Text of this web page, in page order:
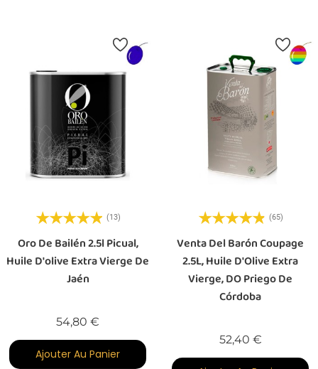
(13)
Oro De Bailén 2.5l Picual,
Huile D'olive Extra Vierge De
Jaén
54,80 €
Ajouter Au Panier
(65)
Venta Del Barón Coupage
2.5L, Huile D'Olive Extra
Vierge, DO Priego De
Córdoba
52,40 €Prix